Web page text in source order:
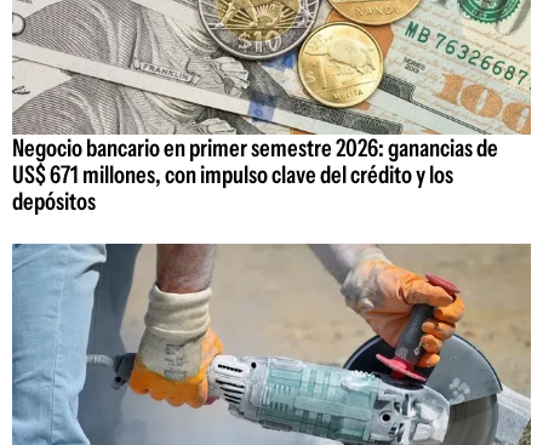
Negocio bancario en primer semestre 2026: ganancias de
US$ 671 millones, con impulso clave del crédito y los
depósitos